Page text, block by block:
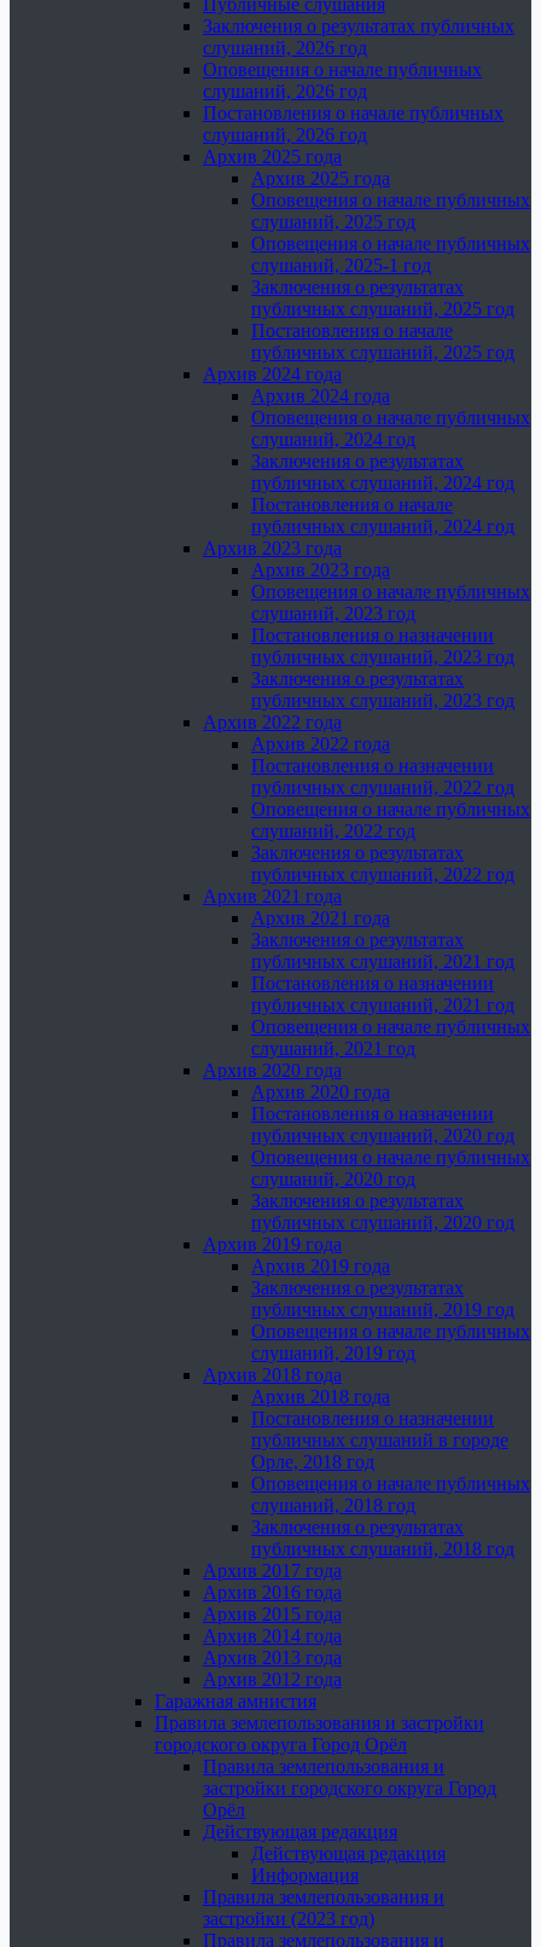
Публичные слушания
Заключения о результатах публичных
слушаний, 2026 год
Оповещения о начале публичных
слушаний, 2026 год
Постановления о начале публичных
слушаний, 2026 год
Архив 2025 года
Архив 2025 года
Оповещения о начале публичных
слушаний, 2025 год
Оповещения о начале публичных
слушаний, 2025-1 год
Заключения о результатах
публичных слушаний, 2025 год
Постановления о начале
публичных слушаний, 2025 год
Архив 2024 года
Архив 2024 года
Оповещения о начале публичных
слушаний, 2024 год
Заключения о результатах
публичных слушаний, 2024 год
Постановления о начале
публичных слушаний, 2024 год
Архив 2023 года
Архив 2023 года
Оповещения о начале публичных
слушаний, 2023 год
Постановления о назначении
публичных слушаний, 2023 год
Заключения о результатах
публичных слушаний, 2023 год
Архив 2022 года
Архив 2022 года
Постановления о назначении
публичных слушаний, 2022 год
Оповещения о начале публичных
слушаний, 2022 год
Заключения о результатах
публичных слушаний, 2022 год
Архив 2021 года
Архив 2021 года
Заключения о результатах
публичных слушаний, 2021 год
Постановления о назначении
публичных слушаний, 2021 год
Оповещения о начале публичных
слушаний, 2021 год
Архив 2020 года
Архив 2020 года
Постановления о назначении
публичных слушаний, 2020 год
Оповещения о начале публичных
слушаний, 2020 год
Заключения о результатах
публичных слушаний, 2020 год
Архив 2019 года
Архив 2019 года
Заключения о результатах
публичных слушаний, 2019 год
Оповещения о начале публичных
слушаний, 2019 год
Архив 2018 года
Архив 2018 года
Постановления о назначении
публичных слушаний в городе
Орле, 2018 год
Оповещения о начале публичных
слушаний, 2018 год
Заключения о результатах
публичных слушаний, 2018 год
Архив 2017 года
Архив 2016 года
Архив 2015 года
Архив 2014 года
Архив 2013 года
Архив 2012 года
Гаражная амнистия
Правила землепользования и застройки
городского округа Город Орёл
Правила землепользования и
застройки городского округа Город
Орёл
Действующая редакция
Действующая редакция
Информация
Правила землепользования и
застройки (2023 год)
Правила землепользования и